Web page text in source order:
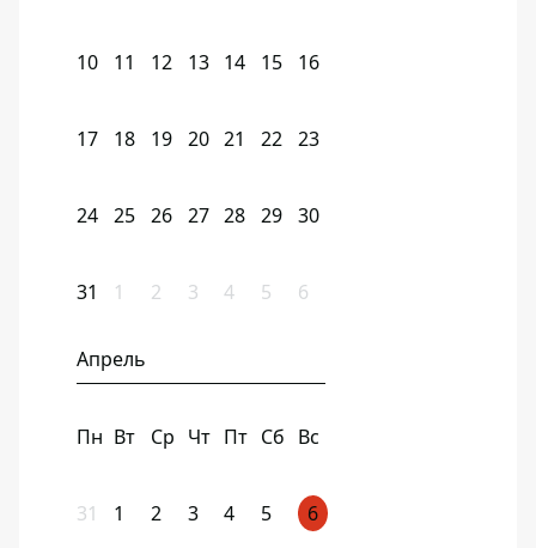
10 11 12 13 14 15 16
17 18 19 20 21 22 23
24 25 26 27 28 29 30
31 1 2 3 4 5 6
Апрель
Пн Вт Ср Чт Пт Сб Вс
31 1 2 3 4 5 6